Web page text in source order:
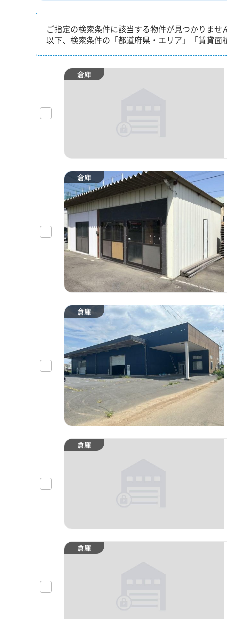
ご指定の検索条件に該当する物件が見つかりませ
以下、検索条件の「都道府県・エリア」「賃貸面
倉庫
倉庫
倉庫
倉庫
倉庫